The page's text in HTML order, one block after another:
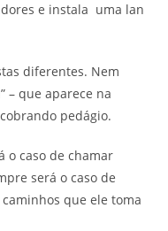
e instala uma lan
diferentes. Nem
– que aparece na
pedágio.
o caso de chamar
será o caso de
que ele toma